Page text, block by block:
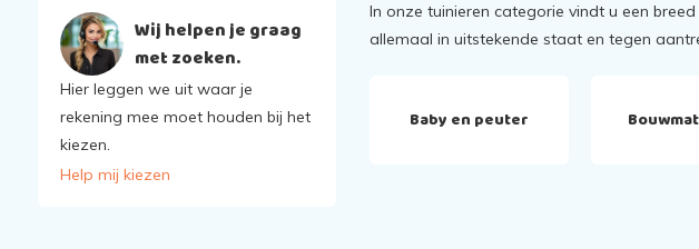
Wij helpen je graag
met zoeken.
Hier leggen we uit waar je
rekening mee moet houden bij het
kiezen.
Help mij kiezen
In onze tuinieren categorie vindt u een
allemaal in uitstekende staat en tegen
Baby en peuter